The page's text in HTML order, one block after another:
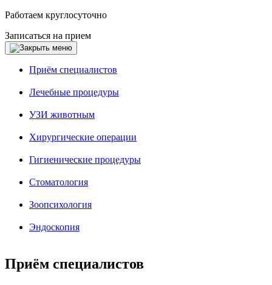
Работаем круглосуточно
Записаться на прием
Приём специалистов
Лечебные процедуры
УЗИ животным
Хирургические операции
Гигиенические процедуры
Стоматология
Зоопсихология
Эндоскопия
Приём специалистов